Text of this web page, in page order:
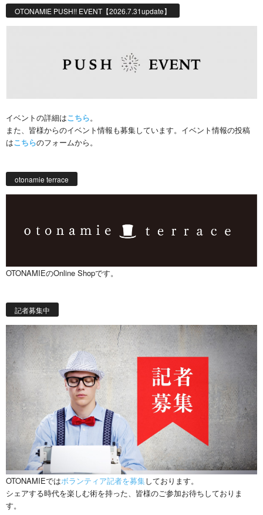
OTONAMIE PUSH!! EVENT【2026.7.31update】
イベントの詳細はこちら。
また、皆様からのイベント情報も募集しています。イベント情報の投稿
はこちらのフォームから。
otonamie terrace
OTONAMIEのOnline Shopです。
記者募集中
OTONAMIEではボランティア記者を募集しております。
シェアする時代を楽しむ術を持った、皆様のご参加お待ちしておりま
す。